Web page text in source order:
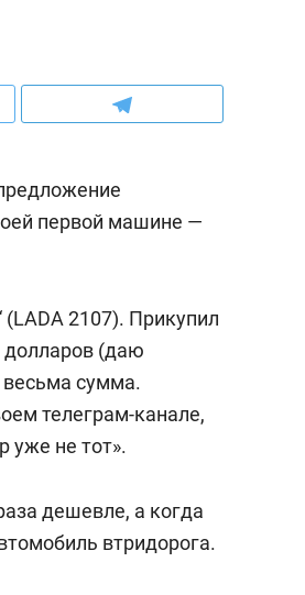
первой машине —
2107). Прикупил
долларов (даю
весьма сумма.
телеграм-канале,
уже не тот».
дешевле, а когда
втридорога.
Наседкина: «Ремонт
для меня это